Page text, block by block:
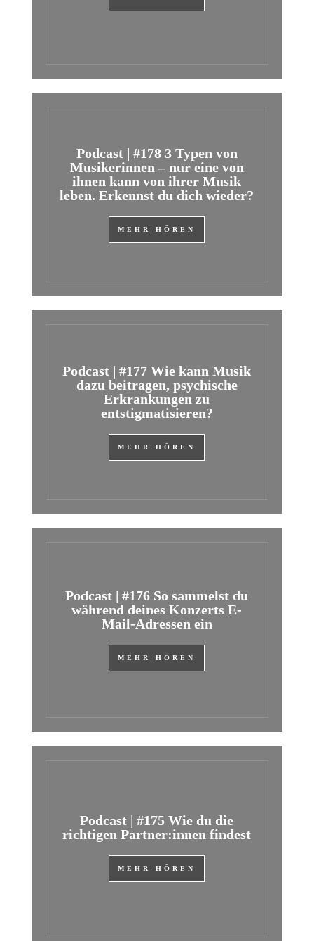
Podcast | #178 3 Typen von
Musikerinnen – nur eine von
ihnen kann von ihrer Musik
leben. Erkennst du dich wieder?
MEHR HÖREN
Podcast | #177 Wie kann Musik
dazu beitragen, psychische
Erkrankungen zu
entstigmatisieren?
MEHR HÖREN
Podcast | #176 So sammelst du
während deines Konzerts E-
Mail-Adressen ein
MEHR HÖREN
Podcast | #175 Wie du die
richtigen Partner:innen findest
MEHR HÖREN